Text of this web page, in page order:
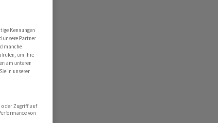
Kennungen
unsere Partner
manche
um Ihre
am unteren
in unserer
oder Zugriff auf
von